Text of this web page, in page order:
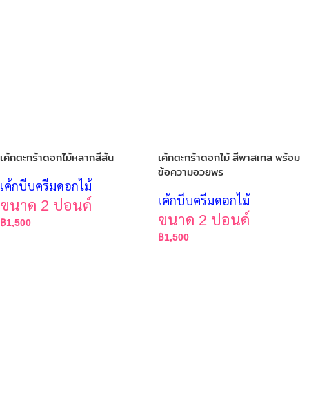
เค้กตะกร้าดอกไม้หลากสีสัน
เค้กบีบครีมดอกไม้
ขนาด 2 ปอนด์
฿1,500
เค้กตะกร้าดอกไม้ สีพาสเทล พร้อม
ข้อความอวยพร
เค้กบีบครีมดอกไม้
ขนาด 2 ปอนด์
฿1,500